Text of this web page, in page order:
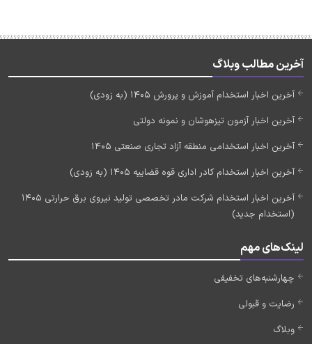
آخرین مطالب وبلاگ
آخرین اخبار استخدام آموزش و پرورش 1405 (به زودی)
آخرین اخبار آزمون تیزهوشان و نمونه دولتی
آخرین اخبار استخدامی منطقه آزاد تجاری صنعتی 1405
آخرین اخبار استخدام کادر اداری قوه قضاییه 1405 (به زودی)
آخرین اخبار استخدام شرکت مادر تخصصی تولید نیروی برق حرارتی 1405
(استخدام جدید)
لینک‌های مهم
چهارشنبه‌های تخفیفی
رضایت و قبولی
وبلاگ